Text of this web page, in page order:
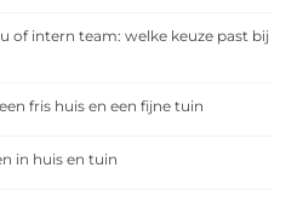
of intern team: welke keuze past bij
fris huis en een fijne tuin
in huis en tuin